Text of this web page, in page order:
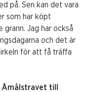
på. Sen kan det vara
som har köpt
Jag har också
och det är
för att få träffa
till